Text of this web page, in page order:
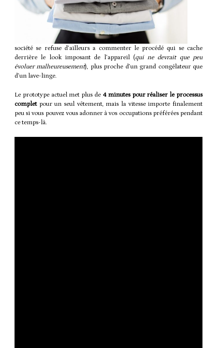
société se refuse d’ailleurs a commenter le procédé qui se cache
derrière le look imposant de l’appareil (qui ne devrait que peu
évoluer malheureusement), plus proche d’un grand congélateur que
d’un lave-linge.
Le prototype actuel met plus de 4 minutes pour réaliser le processus
completpour un seul vêtement, mais la vitesse importe finalement
peu si vous pouvez vous adonner à vos occupations préférées pendant
ce temps-là.